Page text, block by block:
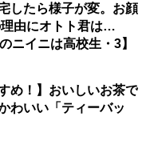
したら様子が変。お顔
由にオトト君は…
ニイニは高校生・3】
め！】おいしいお茶で
わいい「ティーバッ